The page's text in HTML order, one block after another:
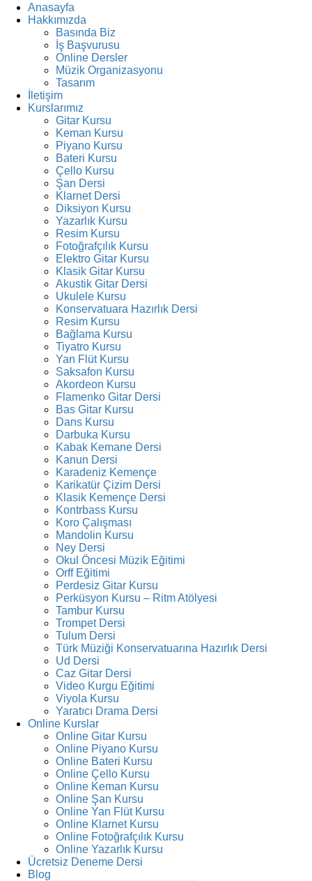
Anasayfa
Hakkımızda
Basında Biz
İş Başvurusu
Online Dersler
Müzik Organizasyonu
Tasarım
İletişim
Kurslarımız
Gitar Kursu
Keman Kursu
Piyano Kursu
Bateri Kursu
Çello Kursu
Şan Dersi
Klarnet Dersi
Diksiyon Kursu
Yazarlık Kursu
Resim Kursu
Fotoğrafçılık Kursu
Elektro Gitar Kursu
Klasik Gitar Kursu
Akustik Gitar Dersi
Ukulele Kursu
Konservatuara Hazırlık Dersi
Resim Kursu
Bağlama Kursu
Tiyatro Kursu
Yan Flüt Kursu
Saksafon Kursu
Akordeon Kursu
Flamenko Gitar Dersi
Bas Gitar Kursu
Dans Kursu
Darbuka Kursu
Kabak Kemane Dersi
Kanun Dersi
Karadeniz Kemençe
Karikatür Çizim Dersi
Klasik Kemençe Dersi
Kontrbass Kursu
Koro Çalışması
Mandolin Kursu
Ney Dersi
Okul Öncesi Müzik Eğitimi
Orff Eğitimi
Perdesiz Gitar Kursu
Perküsyon Kursu – Ritm Atölyesi
Tambur Kursu
Trompet Dersi
Tulum Dersi
Türk Müziği Konservatuarına Hazırlık Dersi
Ud Dersi
Caz Gitar Dersi
Video Kurgu Eğitimi
Viyola Kursu
Yaratıcı Drama Dersi
Online Kurslar
Online Gitar Kursu
Online Piyano Kursu
Online Bateri Kursu
Online Çello Kursu
Online Keman Kursu
Online Şan Kursu
Online Yan Flüt Kursu
Online Klarnet Kursu
Online Fotoğrafçılık Kursu
Online Yazarlık Kursu
Ücretsiz Deneme Dersi
Blog